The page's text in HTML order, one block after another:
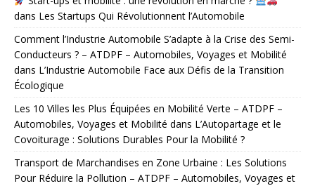
dans Les Startups Qui Révolutionnent l’Automobile
Comment l’Industrie Automobile S’adapte à la Crise des Semi-
Conducteurs ? – ATDPF – Automobiles, Voyages et Mobilité
dans L’Industrie Automobile Face aux Défis de la Transition
Écologique
Les 10 Villes les Plus Équipées en Mobilité Verte – ATDPF –
Automobiles, Voyages et Mobilité dans L’Autopartage et le
Covoiturage : Solutions Durables Pour la Mobilité ?
Transport de Marchandises en Zone Urbaine : Les Solutions
Pour Réduire la Pollution – ATDPF – Automobiles, Voyages et